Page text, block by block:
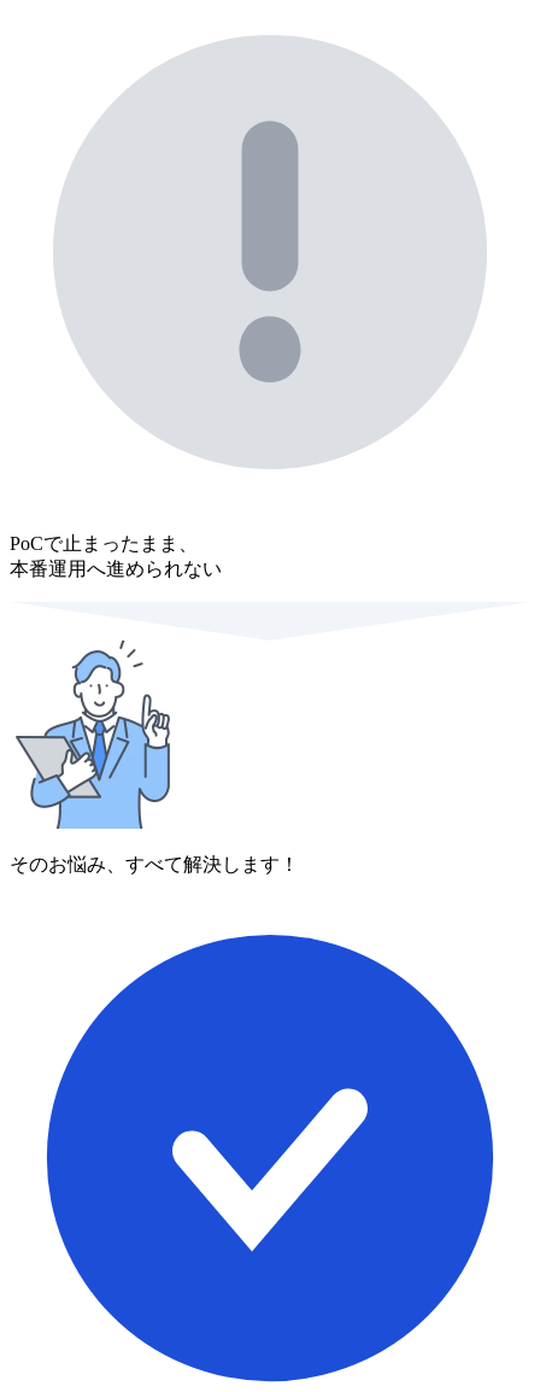
PoCで止まったまま、
本番運用へ進められない
そのお悩み、すべて解決します！